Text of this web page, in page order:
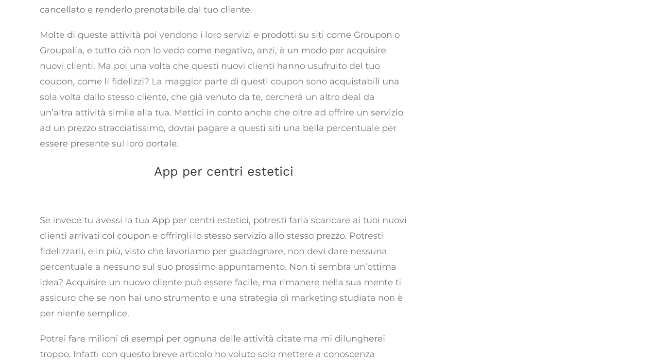
cancellato e renderlo prenotabile dal tuo cliente.
Molte di queste attività poi vendono i loro servizi e prodotti su siti come Groupon o
Groupalia, e tutto ciò non lo vedo come negativo, anzi, è un modo per acquisire
nuovi clienti. Ma poi una volta che questi nuovi clienti hanno usufruito del tuo
coupon, come li fidelizzi? La maggior parte di questi coupon sono acquistabili una
sola volta dallo stesso cliente, che già venuto da te, cercherà un altro deal da
un’altra attività simile alla tua. Mettici in conto anche che oltre ad offrire un servizio
ad un prezzo stracciatissimo, dovrai pagare a questi siti una bella percentuale per
essere presente sul loro portale.
App per centri estetici
Se invece tu avessi la tua App per centri estetici, potresti farla scaricare ai tuoi nuovi
clienti arrivati col coupon e offrirgli lo stesso servizio allo stesso prezzo. Potresti
fidelizzarli, e in più, visto che lavoriamo per guadagnare, non devi dare nessuna
percentuale a nessuno sul suo prossimo appuntamento. Non ti sembra un’ottima
idea? Acquisire un nuovo cliente può essere facile, ma rimanere nella sua mente ti
assicuro che se non hai uno strumento e una strategia di marketing studiata non è
per niente semplice.
Potrei fare milioni di esempi per ognuna delle attività citate ma mi dilungherei
troppo. Infatti con questo breve articolo ho voluto solo mettere a conoscenza